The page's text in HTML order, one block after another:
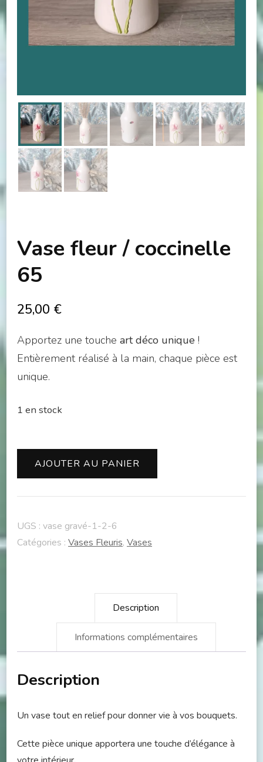
Vase fleur / coccinelle
65
25,00 €
Apportez une touche art déco unique !
Entièrement réalisé à la main, chaque pièce est
unique.
1 en stock
quantité
de
Vase
/
coccinelle
AJOUTER AU PANIER
UGS : vase gravé-1-2-6
Catégories : Vases Fleuris, Vases
Description
Informations complémentaires
Description
Un vase tout en relief pour donner vie à vos bouquets.
Cette pièce unique apportera une touche d’élégance à